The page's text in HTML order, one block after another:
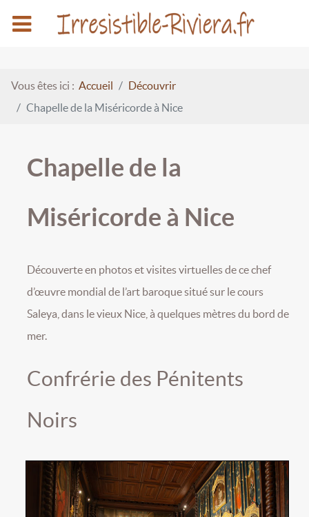
Vous êtes ici : Accueil
Découvrir
Chapelle de la Miséricorde à Nice
Chapelle de la
Miséricorde à Nice
Découverte en photos et visites virtuelles de ce chef
d’œuvre mondial de l’art baroque situé sur le cours
Saleya, dans le vieux Nice, à quelques mètres du bord de
mer.
Confrérie des Pénitents
Noirs